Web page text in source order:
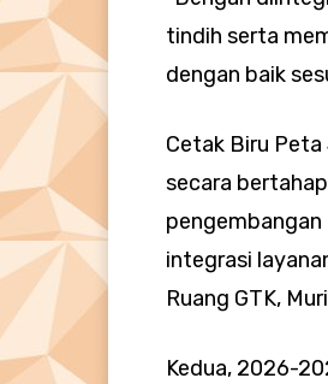
tindih serta
dengan baik
Cetak Biru
secara
integrasi
Ruang GTK,
Kedua, 2026-